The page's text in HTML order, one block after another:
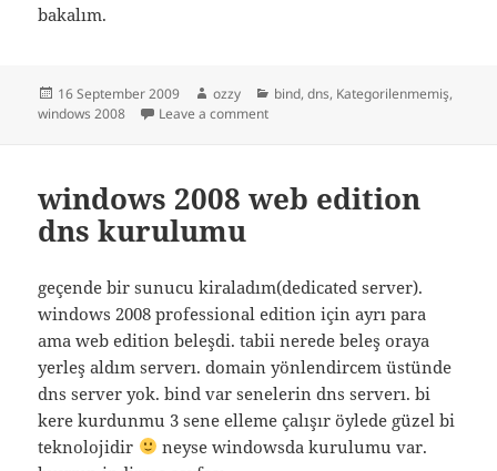
bakalım.
Posted
on
16 September 2009 Author
ozzy Categories
bind,dns, Kategorilenmemiş,
windows 2008
Leave a commenton bind udp den dolayı çöküyor ve
windows 2008 web edition
dns kurulumu
geçende bir sunucu kiraladım(dedicated server).
windows 2008 professional edition için ayrı para
ama web edition beleşdi. tabii nerede beleş oraya
yerleş aldım serverı. domain yönlendircem üstünde
dns server yok. bind var senelerin dns serverı. bi
kere kurdunmu 3 sene elleme çalışır öylede güzel bi
teknolojidir
neyse windowsda kurulumu var.